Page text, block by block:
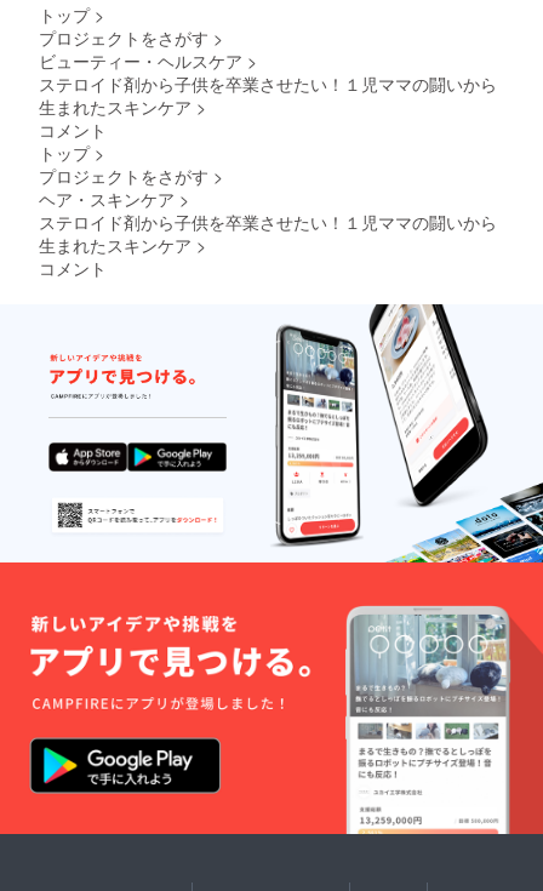
トップ >
プロジェクトをさがす >
ビューティー・ヘルスケア >
ステロイド剤から子供を卒業させたい！１児ママの闘いから
生まれたスキンケア >
コメント
トップ >
プロジェクトをさがす >
ヘア・スキンケア >
ステロイド剤から子供を卒業させたい！１児ママの闘いから
生まれたスキンケア >
コメント